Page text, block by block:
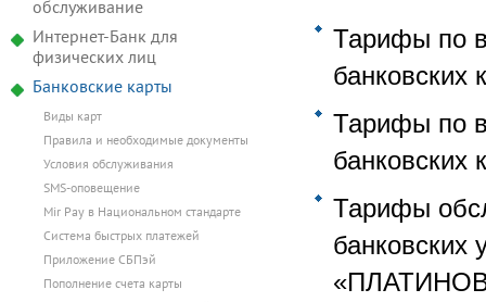
обслуживание
Интернет-Банк для
физических лиц
Банковские карты
Виды карт
Правила и необходимые документы
Условия обслуживания
SMS-оповещение
Mir Pay в Национальном стандарте
Система быстрых платежей
Приложение СБПэй
Пополнение счета карты
Тарифы по
Тарифы по
банковских
Тарифы